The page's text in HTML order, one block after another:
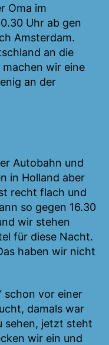
Oma im
Uhr ab gen
Amsterdam.
an die
machen wir eine
an der
Autobahn und
in Holland aber
recht flach und
so gegen 16.30
wir stehen
für diese Nacht.
haben wir nicht
schon vor einer
damals war
sehen, jetzt steht
wir ein und